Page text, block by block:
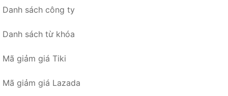
Danh sách công ty
Danh sách từ khóa
Mã giảm giá Tiki
Mã giảm giá Lazada